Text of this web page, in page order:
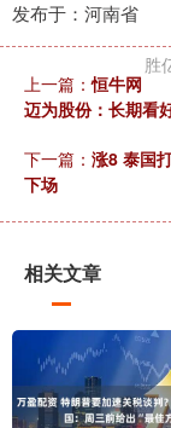
发布于：河南省
胜
上一篇：恒牛网
迈为股份：长期看
下一篇： 涨8 泰国
下场
相关文章